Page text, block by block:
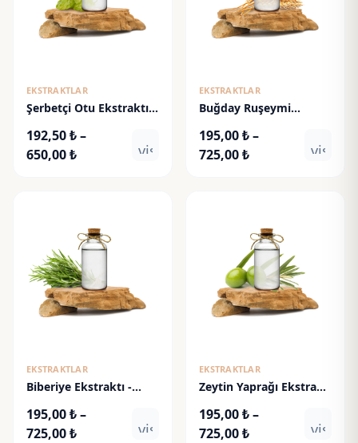
EKSTRAKTLAR
Şerbetçi Otu Ekstraktı -
192,50₺–
650,00₺Fiyat
650,00 ₺
visibility
EKSTRAKTLAR
Buğday Ruşeymi
Extract
195,00₺–
725,00₺Fiyat
725,00 ₺
EKSTRAKTLAR
Biberiye Ekstraktı -
195,00₺–
725,00₺Fiyat
visibility
EKSTRAKTLAR
Zeytin Yaprağı Ekstraktı
195,00₺–
725,00₺Fiyat